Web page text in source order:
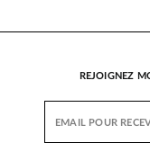
REJOIGNEZ